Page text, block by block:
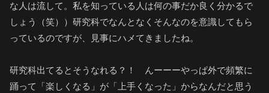
な人は流して。私を知っている人は何の事だか良く分かるで
しょう（笑））研究科でなんとなくそんなのを意識してもら
っているのですが、見事にハメてきましたね。
研究科出てるとそうなれる？！ んーーーやっぱ外で頻繁に
踊って「楽しくなる」が「上手くなった」からなんだと思う